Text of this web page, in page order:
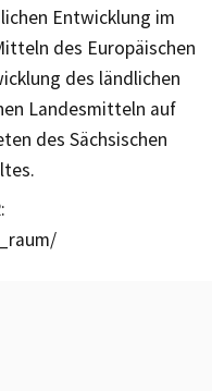
Entwicklung im
des Europäischen
des ländlichen
Landesmitteln auf
des Sächsischen